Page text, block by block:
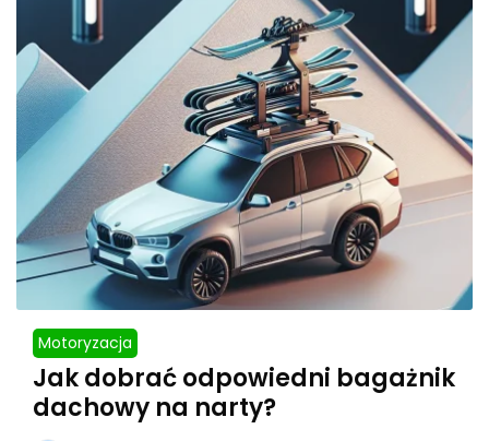
Motoryzacja
Jak dobrać odpowiedni bagażnik
dachowy na narty?